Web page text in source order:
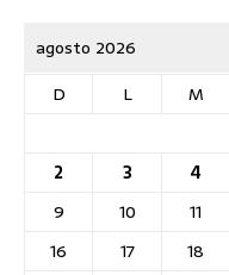
agosto 2026
D
L M
2
3 4
9
10 11
16
17 18